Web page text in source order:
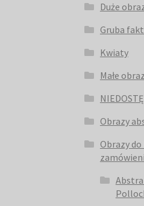
Duże
Gruba
Kwiaty
Małe
Obrazy
Obrazy